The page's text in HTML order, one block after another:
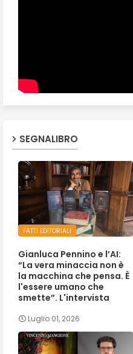
SEGNALIBRO
FATTI EDITORIALI
Gianluca Pennino e l’AI:
“La vera minaccia non è
la macchina che pensa. È
l'essere umano che
smette”. L'intervista
Luglio 01, 2026